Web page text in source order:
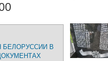
БЕЛОРУССИИ В